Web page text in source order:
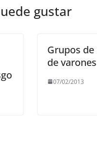
gustar
Grupos
de varones
07/02/2013